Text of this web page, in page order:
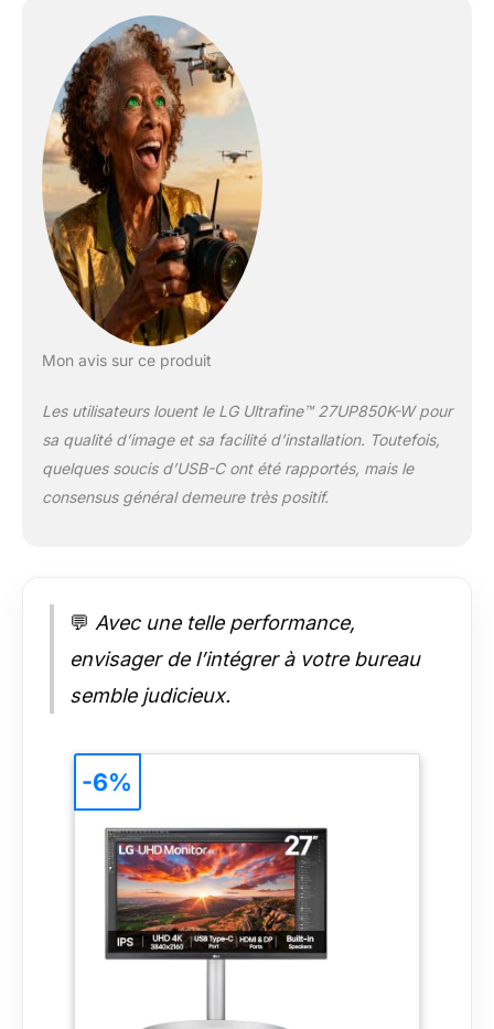
chargement d'un ordinateur
portable/appareil mobile, le tout en
même temps sur un seul câble. [DCI-
P3] 95 % (typ) de couverture du spectre
DCI-P3 est une excellente solution pour
une couleur très précise. [MAXXAUDIO]
Les haut-parleurs stéréo 5 W avec
MaxxAudio prennent en charge des
effets sonores réalistes et un son
puissant pour une expérience immersive
complète.
Mon avis sur ce produit
Les utilisateurs louent le LG Ultrafine™ 27UP850K-W pour
sa qualité d’image et sa facilité d’installation. Toutefois,
quelques soucis d’USB-C ont été rapportés, mais le
consensus général demeure très positif.
💬 Avec une telle performance,
envisager de l’intégrer à votre bureau
semble judicieux.
-6%